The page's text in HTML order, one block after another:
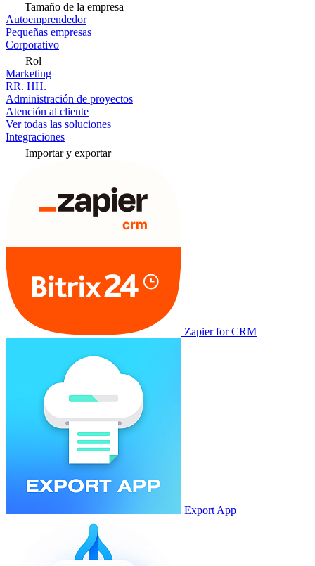
Tamaño de la empresa
Autoemprendedor
Pequeñas empresas
Corporativo
Rol
Marketing
RR. HH.
Administración de proyectos
Atención al cliente
Ver todas las soluciones
Integraciones
Importar y exportar
Zapier for CRM
Export App